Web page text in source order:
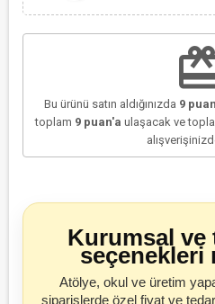
Bu ürünü satın aldığınızda 9 puan
toplam 9puan'a ulaşacak ve
Kurumsal ve
seçenekleri
Atölye, okul ve üretim
siparişlerde özel fiyat ve